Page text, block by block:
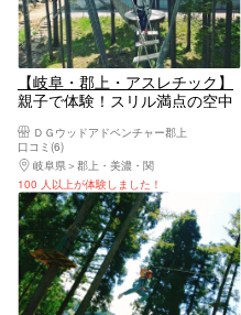
【岐阜・郡上・アスレチック】
親子で体験！スリル満点の空中
度体験してみて！
ＤＧウッドアドベンチャー郡上
口コミ(6)
岐阜県
郡上・美濃・関
100 人以上が体験しました！